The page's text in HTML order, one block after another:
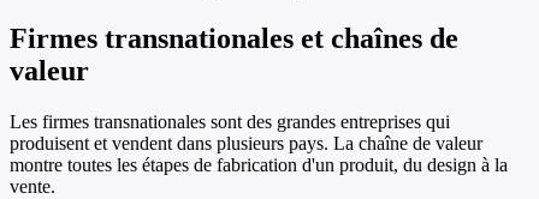
Firmes transnationales et chaînes de
valeur
Les firmes transnationales sont des grandes entreprises qui
produisent et vendent dans plusieurs pays. La chaîne de valeur
montre toutes les étapes de fabrication d'un produit, du design à la
vente.